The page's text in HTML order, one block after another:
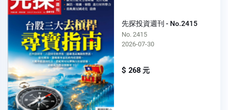
先探投資週刊 - No.2415
No. 2415
2026-07-30
$ 268 元